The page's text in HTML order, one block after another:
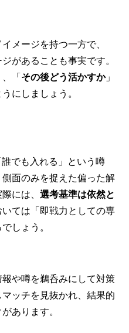
メージを持つ一方で、
があることも事実です。
「 その後どう活かすか」
にしましょう。
でも入れる」という噂
面のみを捉えた偏った解
には、 選考基準は依然と
いては「即戦力としての専
しょう。
や噂を鵜呑みにして対策
ッチを見抜かれ、結果的
あります。